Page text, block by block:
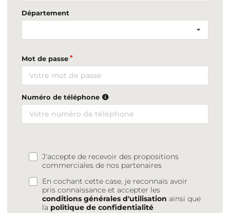
Département
Mot de passe
Numéro de téléphone
J'accepte de recevoir des propositions
commerciales de nos partenaires
En cochant cette case, je reconnais avoir
pris connaissance et accepter les
conditions générales d'utilisation ainsi que
la politique de confidentialité